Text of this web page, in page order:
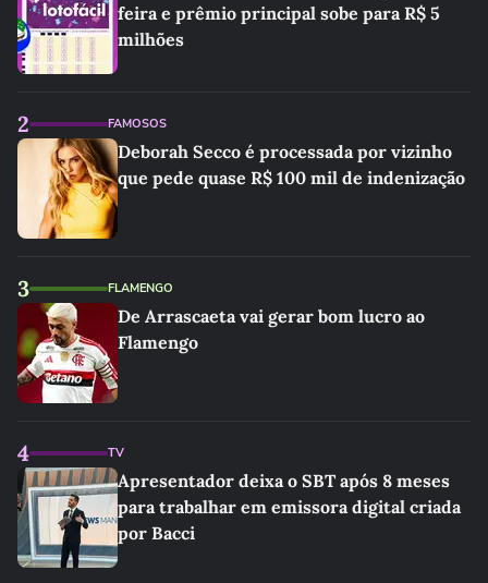
feira e prêmio principal sobe para R$ 5
milhões
2 FAMOSOS
Deborah Secco é processada por vizinho
que pede quase R$ 100 mil de indenização
3 FLAMENGO
De Arrascaeta vai gerar bom lucro ao
Flamengo
4 TV
Apresentador deixa o SBT após 8 meses
para trabalhar em emissora digital criada
por Bacci